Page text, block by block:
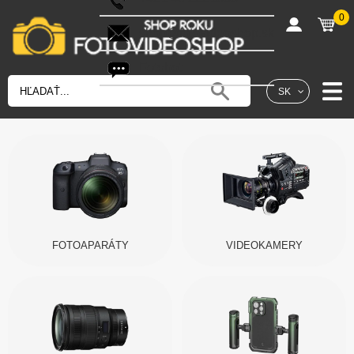
SK
shop@fotovideoshop.sk
0
FOTOAPARÁTY VIDEOKAMERY